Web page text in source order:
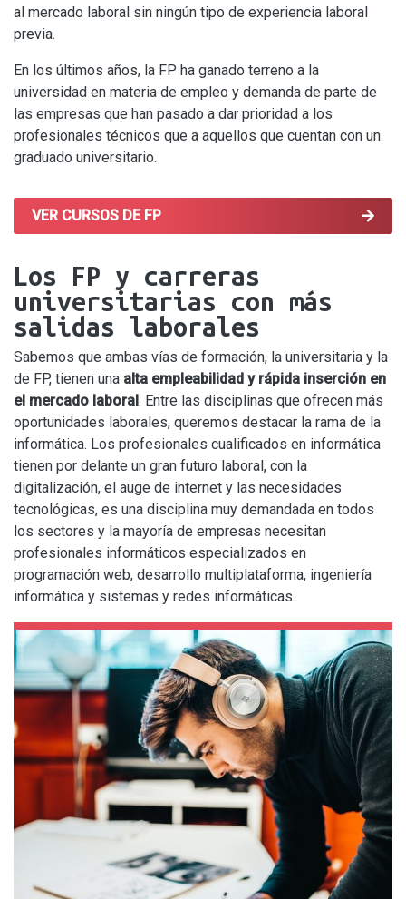
al mercado laboral sin ningún tipo de experiencia laboral
previa.
En los últimos años, la FP ha ganado terreno a la
universidad en materia de empleo y demanda de parte de
las empresas que han pasado a dar prioridad a los
profesionales técnicos que a aquellos que cuentan con un
graduado universitario.
VER CURSOS DE FP
Los FP y carreras
universitarias con más
salidas laborales
Sabemos que ambas vías de formación, la universitaria y la
de FP, tienen una alta empleabilidad y rápida inserción en
el mercado laboral. Entre las disciplinas que ofrecen más
oportunidades laborales, queremos destacar la rama de la
informática. Los profesionales cualificados en informática
tienen por delante un gran futuro laboral, con la
digitalización, el auge de internet y las necesidades
tecnológicas, es una disciplina muy demandada en todos
los sectores y la mayoría de empresas necesitan
profesionales informáticos especializados en
programación web, desarrollo multiplataforma, ingeniería
informática y sistemas y redes informáticas.